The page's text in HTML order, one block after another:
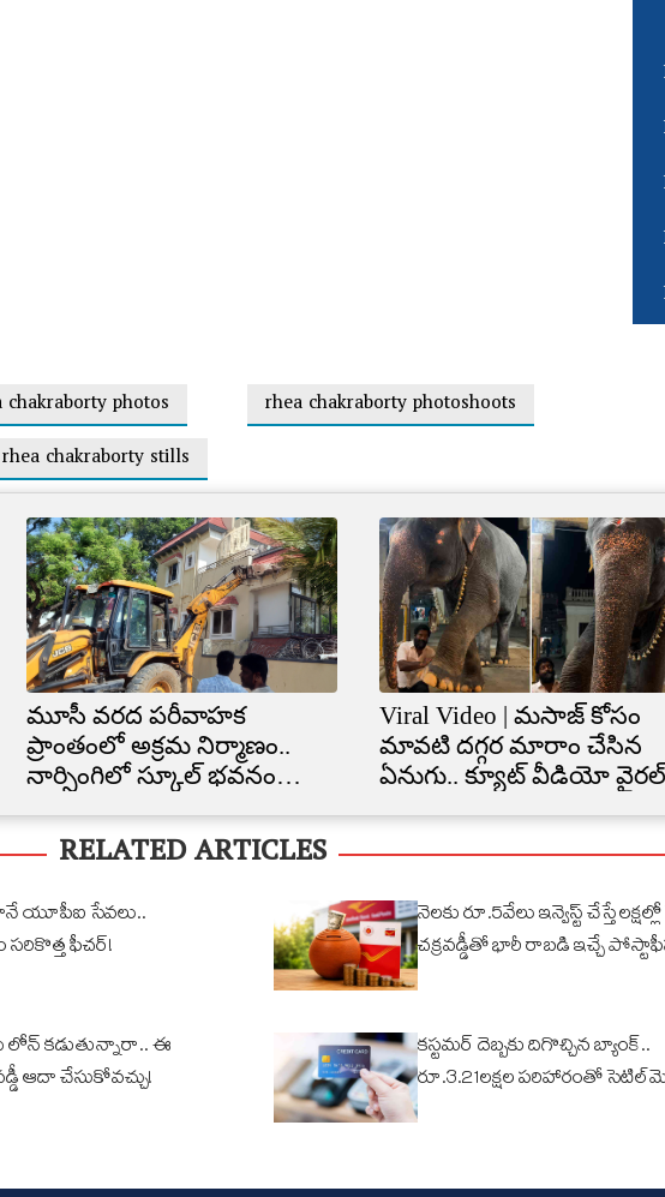
photos
rhea chakraborty photoshoots
rhea chakraborty stills
మూసీ వరద పరీవాహక
ప్రాంతంలో అక్రమ నిర్మాణం..
నార్సింగిలో స్కూల్‌ భవనం
Viral Video | మసాజ్ కోసం
మావటి దగ్గర మారాం చేసిన
ఏనుగు.. క్యూట్ వీడియో
RELATED ARTICLES
యూపీఐ సేవలు..
సరికొత్త ఫీచర్!
నెలకు రూ.5వేలు ఇన్వెస్ట్ చేస్తే
చక్రవడ్డీతో భారీ రాబడి ఇచ్చే
లోన్ కడుతున్నారా.. ఈ
ఆదా చేసుకోవచ్చు!
కస్టమర్ దెబ్బకు దిగొచ్చిన బ్యాంక్..
రూ.3.21లక్షల పరిహారంతో